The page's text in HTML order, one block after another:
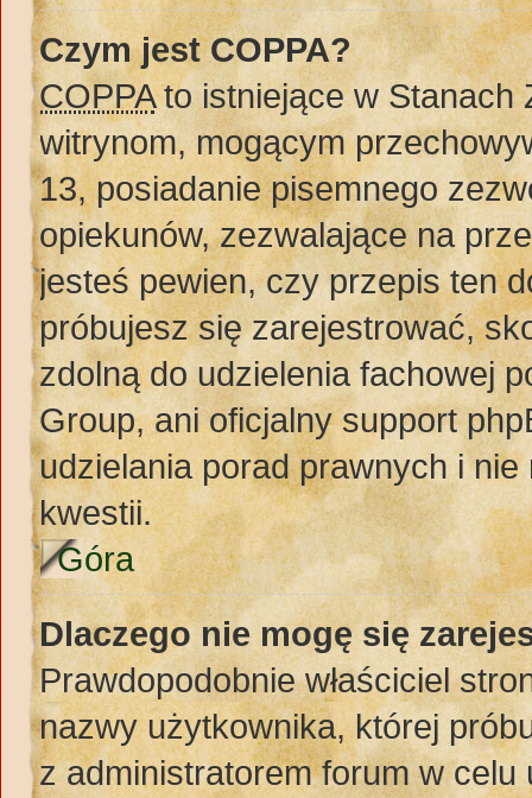
Czym jest COPPA?
COPPAto istniejące w Stanach
witrynom, mogącym
13, posiadanie pisemnego
opiekunów, zezwalające na
jesteś pewien, czy przepis ten
próbujesz się zarejestrować,
zdolną do udzielenia fachowej
Group, ani oficjalny support
udzielania porad prawnych i
kwestii.
Góra
Dlaczego nie mogę się
Prawdopodobnie właściciel
nazwy użytkownika, której
z administratorem forum w celu